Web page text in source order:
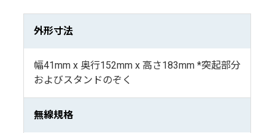
外形寸法
幅41mm x 奥行152mm x 高さ183mm *突起部分
およびスタンドのぞく
無線規格